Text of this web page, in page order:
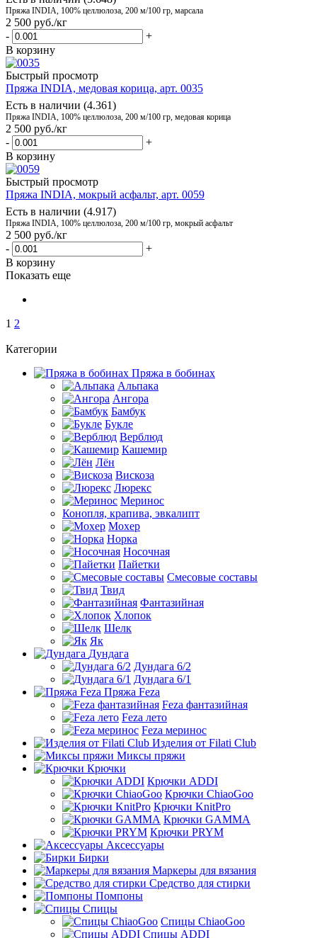
Пряжа INDIA, 100% целлюлоза, 200 м/100 гр, марсала
2 500 руб./кг
-
+
В корзину
Быстрый просмотр
Пряжа INDIA, медовая корица, арт. 0035
Есть в наличии (4.361)
Пряжа INDIA, 100% целлюлоза, 200 м/100 гр, медовая корица
2 500 руб./кг
-
+
В корзину
Быстрый просмотр
Пряжа INDIA, мокрый асфальт, арт. 0059
Есть в наличии (4.917)
Пряжа INDIA, 100% целлюлоза, 200 м/100 гр, мокрый асфальт
2 500 руб./кг
-
+
В корзину
Показать еще
1 2
Категории
Пряжа в бобинах
Альпака
Ангора
Бамбук
Букле
Верблюд
Кашемир
Лён
Вискоза
Люрекс
Меринос
Конопля, крапива, эвкалипт
Мохер
Норка
Носочная
Пайетки
Смесовые составы
Твид
Фантазийная
Хлопок
Шелк
Як
Дундага
Дундага 6/2
Дундага 6/1
Пряжа Feza
Feza фантазийная
Feza лето
Feza меринос
Изделия от Filati Club
Миксы пряжи
Крючки
Крючки ADDI
Крючки ChiaoGoo
Крючки KnitPro
Крючки GAMMA
Крючки PRYM
Аксессуары
Бирки
Маркеры для вязания
Средство для стирки
Помпоны
Спицы
Спицы ChiaoGoo
Спицы ADDI